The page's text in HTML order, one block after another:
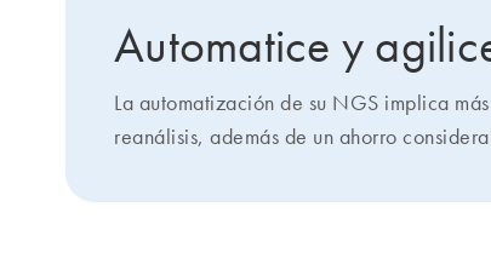
Automatice y
La automatización de su NGS implica
reanálisis, además de un ahorro